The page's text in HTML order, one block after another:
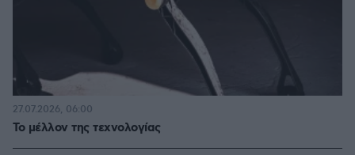
Το μέλλον της τεχνολογίας
27.07.2026, 06:00